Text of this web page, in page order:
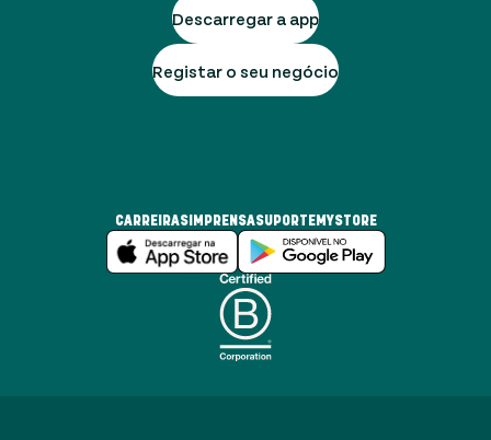
Descarregar a app
Registar o seu negócio
CARREIRASIMPRENSA SUPORTEMYSTORE